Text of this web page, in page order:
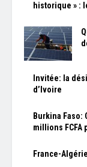
historique » :
Invitée: la
d’Ivoire
Burkina Faso:
millions
France-